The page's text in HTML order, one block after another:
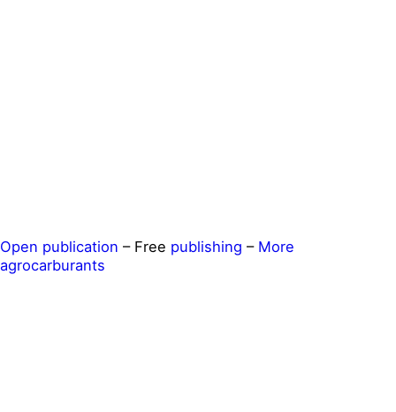
Open publication – Free publishing – More
agrocarburants